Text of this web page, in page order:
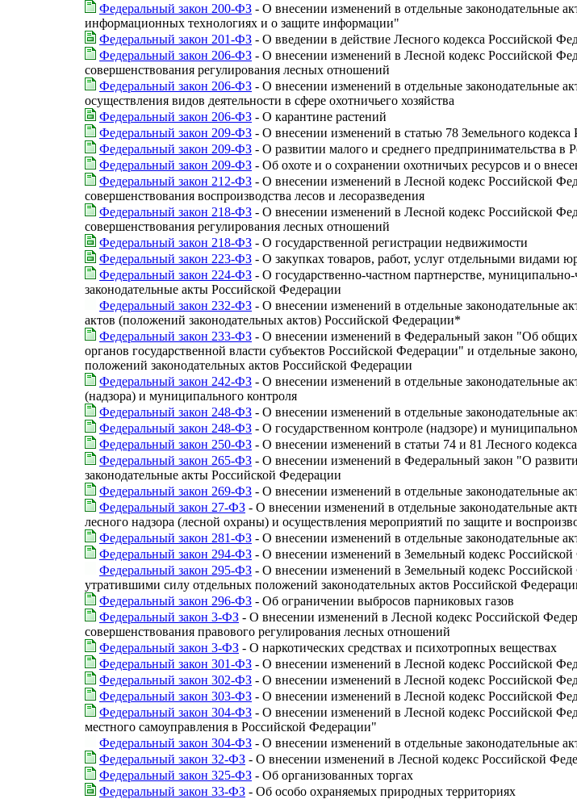
Федеральный закон 200-ФЗ - О внесении изменений в отдельные законодательные
информационных технологиях и о защите информации"
Федеральный закон 201-ФЗ - О введении в действие Лесного кодекса Российской
Федеральный закон 206-ФЗ - О внесении изменений в Лесной кодекс Российской
совершенствования регулирования лесных отношений
Федеральный закон 206-ФЗ - О внесении изменений в отдельные законодательные
осуществления видов деятельности в сфере охотничьего хозяйства
Федеральный закон 206-ФЗ - О карантине растений
Федеральный закон 209-ФЗ - О внесении изменений в статью 78 Земельного
Федеральный закон 209-ФЗ - О развитии малого и среднего предпринимательства в
Федеральный закон 209-ФЗ - Об охоте и о сохранении охотничьих ресурсов и о
Федеральный закон 212-ФЗ - О внесении изменений в Лесной кодекс Российской
совершенствования воспроизводства лесов и лесоразведения
Федеральный закон 218-ФЗ - О внесении изменений в Лесной кодекс Российской
совершенствования регулирования лесных отношений
Федеральный закон 218-ФЗ - О государственной регистрации недвижимости
Федеральный закон 223-ФЗ - О закупках товаров, работ, услуг отдельными видами
Федеральный закон 224-ФЗ - О государственно-частном партнерстве,
законодательные акты Российской Федерации
Федеральный закон 232-ФЗ - О внесении изменений в отдельные законодательные
актов (положений законодательных актов) Российской Федерации*
Федеральный закон 233-ФЗ - О внесении изменений в Федеральный закон "Об
органов государственной власти субъектов Российской Федерации" и отдельные
положений законодательных актов Российской Федерации
Федеральный закон 242-ФЗ - О внесении изменений в отдельные законодательные
(надзора) и муниципального контроля
Федеральный закон 248-ФЗ - О внесении изменений в отдельные законодательные
Федеральный закон 248-ФЗ - О государственном контроле (надзоре) и
Федеральный закон 250-ФЗ - О внесении изменений в статьи 74 и 81 Лесного
Федеральный закон 265-ФЗ - О внесении изменений в Федеральный закон "О
законодательные акты Российской Федерации
Федеральный закон 269-ФЗ - О внесении изменений в отдельные законодательные
Федеральный закон 27-ФЗ - О внесении изменений в отдельные законодательные
лесного надзора (лесной охраны) и осуществления мероприятий по защите и
Федеральный закон 281-ФЗ - О внесении изменений в отдельные законодательные
Федеральный закон 294-ФЗ - О внесении изменений в Земельный кодекс
Федеральный закон 295-ФЗ - О внесении изменений в Земельный кодекс
утратившими силу отдельных положений законодательных актов Российской
Федеральный закон 296-ФЗ - Об ограничении выбросов парниковых газов
Федеральный закон 3-ФЗ - О внесении изменений в Лесной кодекс Российской
совершенствования правового регулирования лесных отношений
Федеральный закон 3-ФЗ - О наркотических средствах и психотропных веществах
Федеральный закон 301-ФЗ - О внесении изменений в Лесной кодекс Российской
Федеральный закон 302-ФЗ - О внесении изменений в Лесной кодекс Российской
Федеральный закон 303-ФЗ - О внесении изменений в Лесной кодекс Российской
Федеральный закон 304-ФЗ - О внесении изменений в Лесной кодекс Российской
местного самоуправления в Российской Федерации"
Федеральный закон 304-ФЗ - О внесении изменений в отдельные законодательные
Федеральный закон 32-ФЗ - О внесении изменений в Лесной кодекс Российской
Федеральный закон 325-ФЗ - Об организованных торгах
Федеральный закон 33-ФЗ - Об особо охраняемых природных территориях